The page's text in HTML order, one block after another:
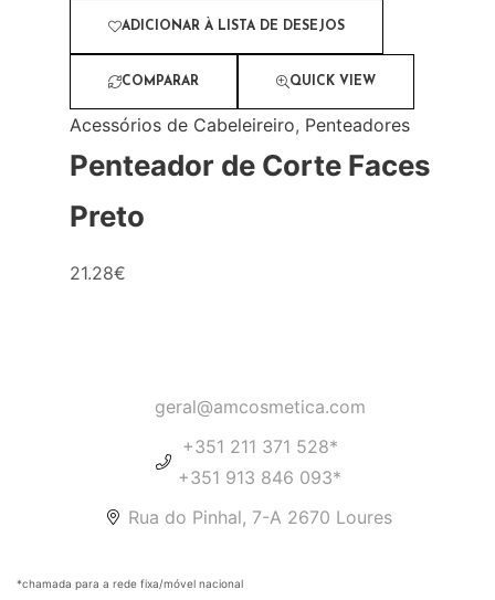
ADICIONAR À LISTA DE DESEJOS
COMPARAR QUICK VIEW
Acessórios de Cabeleireiro, Penteadores
Penteador de Corte Faces
Preto
21.28€
geral@amcosmetica.com
+351 211 371 528*
+351 913 846 093*
Rua do Pinhal, 7-A 2670 Loures
*chamada para a rede fixa/móvel nacional